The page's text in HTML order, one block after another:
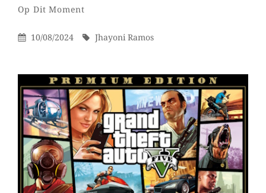
Categorieën
Op Dit MomentDoor
Jhayoni
Laat
reactie
Grote
verhuizing
Gepubliceerd
10/08/2024 Door
Jhayoni Ramos